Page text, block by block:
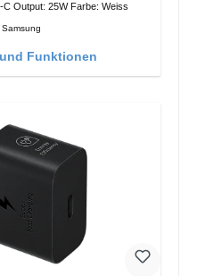
Verarbeitung Anschlüsse: USB-C Output: 25W Farbe: Weiss
Samsung
Funktionen